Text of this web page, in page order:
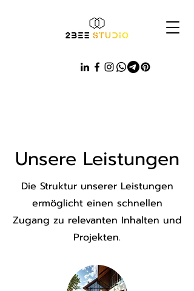
Unsere Leistungen
Die Struktur unserer Leistungen
ermöglicht einen schnellen
Zugang zu relevanten Inhalten und
Projekten.